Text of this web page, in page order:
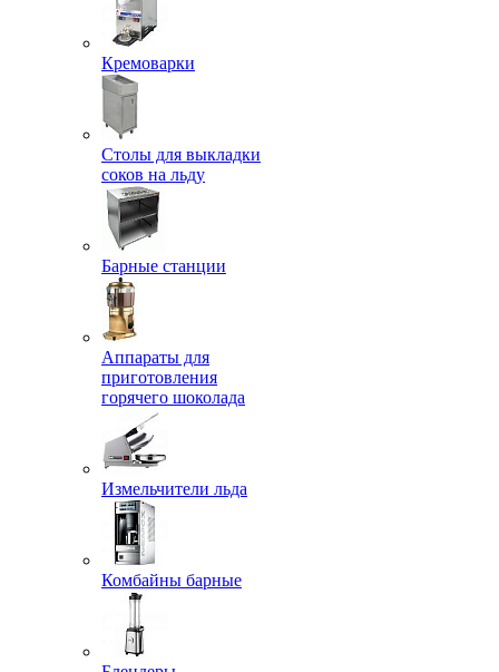
Кремоварки
Столы для выкладки
соков на льду
Барные станции
Аппараты для
приготовления
горячего шоколада
Измельчители льда
Комбайны барные